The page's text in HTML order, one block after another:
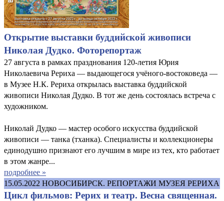
Открытие выставки буддийской живописи
Николая Дудко. Фоторепортаж
27 августа в рамках празднования 120-летия Юрия
Николаевича Рериха — выдающегося учёного-востоковеда —
в Музее Н.К. Рериха открылась выставка буддийской
живописи Николая Дудко. В тот же день состоялась встреча с
художником.
Николай Дудко — мастер особого искусства буддийской
живописи — танка (тханка). Специалисты и коллекционеры
единодушно признают его лучшим в мире из тех, кто работает
в этом жанре...
подробнее »
15.05.2022 НОВОСИБИРСК. РЕПОРТАЖИ МУЗЕЯ РЕРИХА
Цикл фильмов: Рерих и театр. Весна священная.